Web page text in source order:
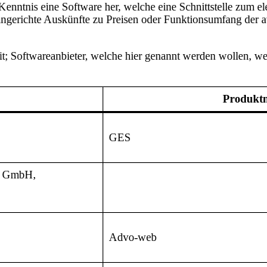
eine Software her, welche eine Schnittstelle zum
Auskünfte zu Preisen oder Funktionsumfang
Softwareanbieter, welche hier genannt werden wollen,
GES
GmbH,
Advo-web